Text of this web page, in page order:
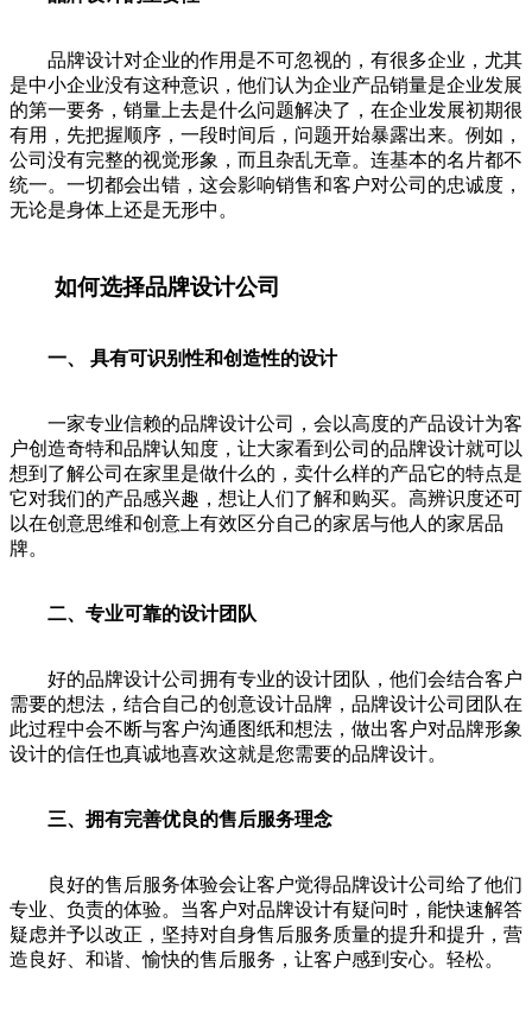
品牌设计对企业的作用是不可忽视的，有很多企业，尤其
是中小企业没有这种意识，他们认为企业产品销量是企业发展
的第一要务，销量上去是什么问题解决了，在企业发展初期很
有用，先把握顺序，一段时间后，问题开始暴露出来。例如，
公司没有完整的视觉形象，而且杂乱无章。连基本的名片都不
统一。一切都会出错，这会影响销售和客户对公司的忠诚度，
无论是身体上还是无形中。
如何选择品牌设计公司
一、 具有可识别性和创造性的设计
一家专业信赖的品牌设计公司，会以高度的产品设计为客
户创造奇特和品牌认知度，让大家看到公司的品牌设计就可以
想到了解公司在家里是做什么的，卖什么样的产品它的特点是
它对我们的产品感兴趣，想让人们了解和购买。高辨识度还可
以在创意思维和创意上有效区分自己的家居与他人的家居品
牌。
二、专业可靠的设计团队
好的品牌设计公司拥有专业的设计团队，他们会结合客户
需要的想法，结合自己的创意设计品牌，品牌设计公司团队在
此过程中会不断与客户沟通图纸和想法，做出客户对品牌形象
设计的信任也真诚地喜欢这就是您需要的品牌设计。
三、拥有完善优良的售后服务理念
良好的售后服务体验会让客户觉得品牌设计公司给了他们
专业、负责的体验。当客户对品牌设计有疑问时，能快速解答
疑虑并予以改正，坚持对自身售后服务质量的提升和提升，营
造良好、和谐、愉快的售后服务，让客户感到安心。轻松。